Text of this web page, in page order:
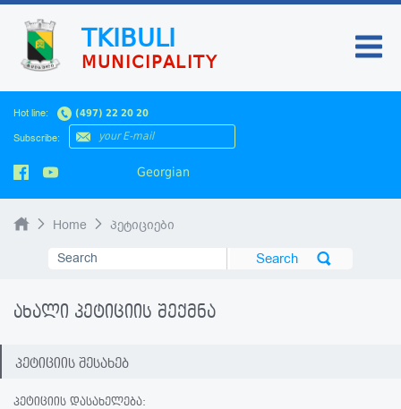
Hot line: (497) 22 20 20
Subscribe:
Georgian
TKIBULI
MUNICIPALITY
HOME
Home პეტიციები
ახალი პეტიციის შექმნა
პეტიციის შესახებ
პეტიციის დასახელება: